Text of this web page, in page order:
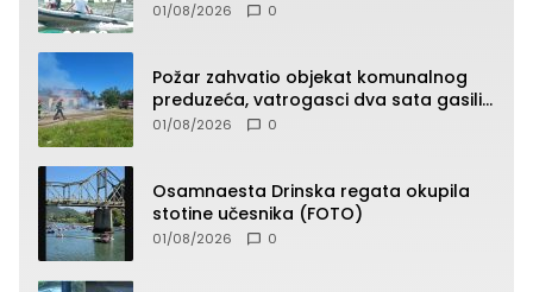
01/08/2026 0
Požar zahvatio objekat komunalnog
preduzeća, vatrogasci dva sata gasili
vatru (FOTO)
01/08/2026 0
Osamnaesta Drinska regata okupila
stotine učesnika (FOTO)
01/08/2026 0